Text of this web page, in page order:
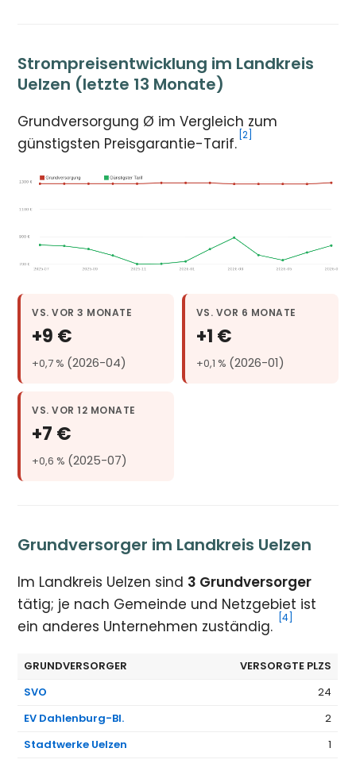
Strompreisentwicklung im Landkreis
Uelzen (letzte 13 Monate)
Grundversorgung Ø im Vergleich zum
günstigsten Preisgarantie-Tarif. [2]
VS. VOR 3 MONATE
+9 €
+0,7 % (2026-04)
VS. VOR 6 MONATE
+1 €
+0,1 % (2026-01)
VS. VOR 12 MONATE
+7 €
+0,6 % (2025-07)
Grundversorger im Landkreis Uelzen
Im Landkreis Uelzen sind 3 Grundversorger
tätig; je nach Gemeinde und Netzgebiet ist
ein anderes Unternehmen zuständig.
[4]
GRUNDVERSORGER
VERSORGTE PLZS
SVO
24
EV Dahlenburg-Bl.
2
Stadtwerke Uelzen
1